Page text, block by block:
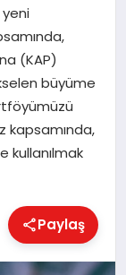
(KAP)
büyüme
kapsamında,
kullanılmak
Paylaş